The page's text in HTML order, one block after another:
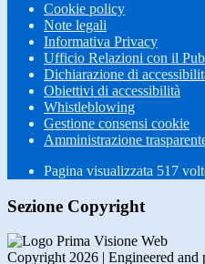
Cookie policy
Note legali
Informativa Privacy
Ufficio Relazioni con il
Dichiarazione di
Obiettivi di accessibilità
Whistleblowing
Gestione consensi cookie
Amministrazione
Pagina visualizzata 517
Sezione Copyright
Copyright 2026 | Engineered